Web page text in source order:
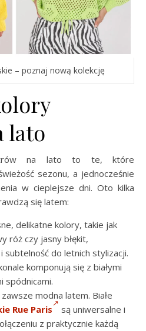
– poznaj nową kolekcję
lato
na lato to te, które
sezonu, a jednocześnie
w cieplejsze dni. Oto kilka
się latem:
delikatne kolory, takie jak
róż czy jasny błękit,
subtelność do letnich stylizacji.
komponują się z białymi
spódnicami.
modna latem. Białe
Rue Paris
są uniwersalne i
z praktycznie każdą